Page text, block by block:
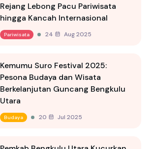
Rejang Lebong Pacu Pariwisata
hingga Kancah Internasional
Pariwisata 24 Aug 2025
Kemumu Suro Festival 2025:
Pesona Budaya dan Wisata
Berkelanjutan Guncang Bengkulu
Utara
Budaya 20 Jul 2025